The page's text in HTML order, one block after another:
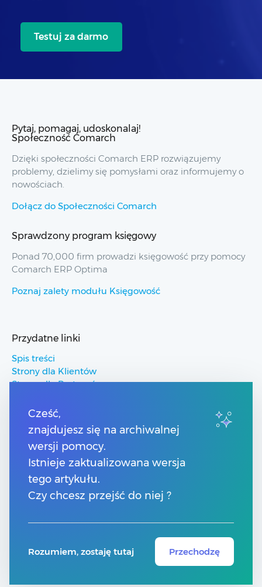
Testuj za darmo
Pytaj, pomagaj, udoskonalaj!
Społeczność Comarch
Dzięki społeczności Comarch ERP rozwiązujemy
problemy, dzielimy się pomysłami oraz informujemy o
nowościach.
Dołącz do Społeczności Comarch
Sprawdzony program księgowy
Ponad 70,000 firm prowadzi księgowość przy pomocy
Comarch ERP Optima
Poznaj zalety modułu Księgowość
Przydatne linki
Spis treści
Strony dla Klientów
Strony dla Partnerów
Pomoc Comarch Betterfly
Pomoc Comarch e-Sklep
Pomoc Comarch HRM
Kontakt
Numery telefonów
Znajdź Partnera Comarch
Cześć,
znajdujesz się na archiwalnej
wersji pomocy.
Istnieje zaktualizowana wersja
tego artykułu.
Czy chcesz przejść do niej ?
Rozumiem, zostaję tutaj Przechodzę